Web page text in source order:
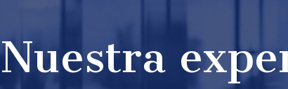
Nuestra